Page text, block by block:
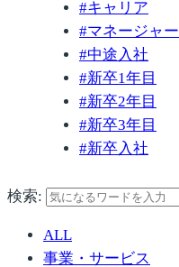
#キャリア
#マネージャー
#中途入社
#新卒1年目
#新卒2年目
#新卒3年目
#新卒入社
検索:
ALL
事業・サービス